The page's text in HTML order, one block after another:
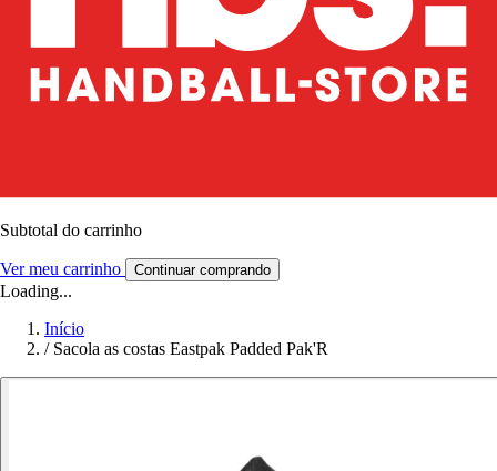
Subtotal do carrinho
Ver meu carrinho Continuar comprando
Loading...
Início
/ Sacola as costas Eastpak Padded Pak'R